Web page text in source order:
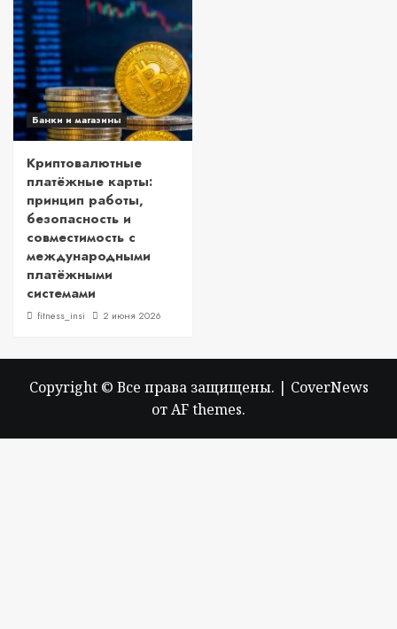
Банки и магазины
Криптовалютные
платёжные карты:
принцип работы,
безопасность и
совместимость с
международными
платёжными
системами
fitness_insi 2 июня 2026
Copyright © Все права защищены. | CoverNews
от AF themes.